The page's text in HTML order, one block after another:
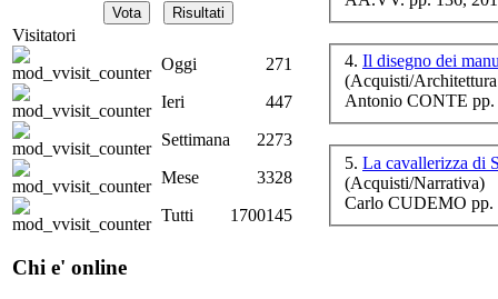
Visitatori
Oggi
271
Ieri
447
Settimana
2273
Mese
3328
Tutti
1700145
Chi e' online
4. Il disegno dei
(Acquisti/Architettura
Antonio CONTE pp.
5. La cavallerizza di
(Acquisti/Narrativa)
Carlo CUDEMO pp.